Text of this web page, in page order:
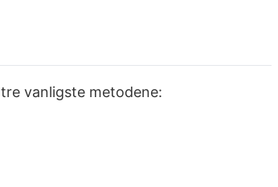
vanligste metodene: